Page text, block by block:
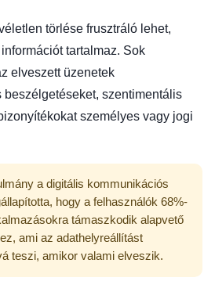
törlése frusztráló lehet,
tartalmaz. Sok
elveszett üzenetek
beszélgetéseket, szentimentális
személyes vagy jogi
a digitális kommunikációs
hogy a felhasználók 68%-
támaszkodik alapvető
ami az adathelyreállítást
teszi, amikor valami elveszik.